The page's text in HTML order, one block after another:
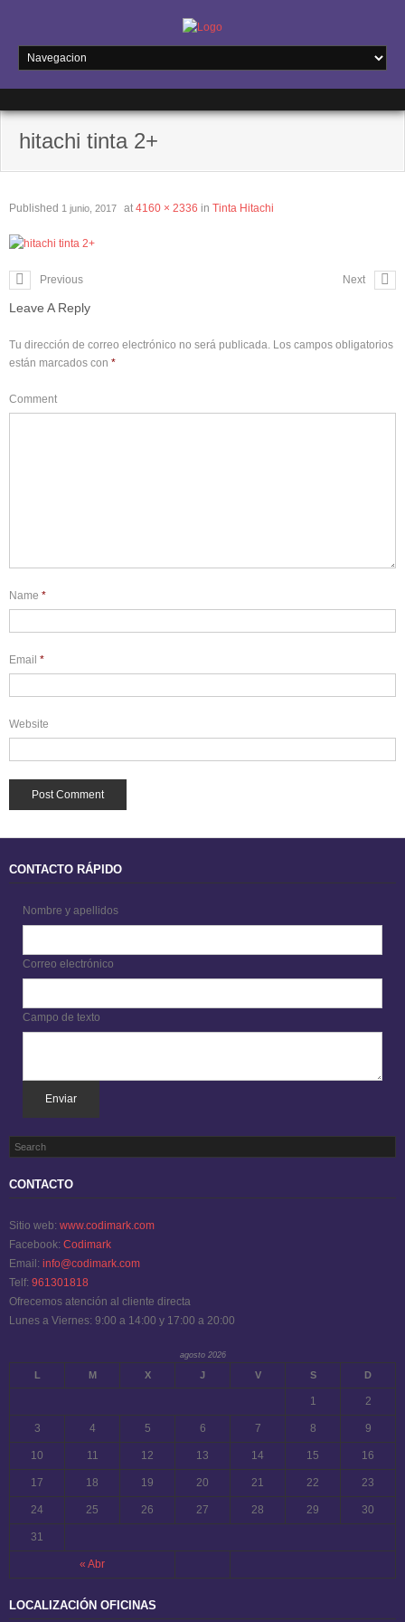
hitachi tinta 2+
Published 1 junio, 2017 at 4160 × 2336 in Tinta Hitachi
Previous Next
Leave A Reply
Tu dirección de correo electrónico no será publicada. Los campos obligatorios
están marcados con *
Comment
Name *
Email *
Website
CONTACTO RÁPIDO
Nombre y apellidos
Correo electrónico
Campo de texto
Enviar
CONTACTO
Sitio web: www.codimark.com
Facebook: Codimark
Email: info@codimark.com
Telf: 961301818
Ofrecemos atención al cliente directa
Lunes a Viernes: 9:00 a 14:00 y 17:00 a 20:00
agosto 2026
L M X J V S D
« Abr
1 2
3 4 5 6 7 8 9
10 11 12 13 14 15 16
17 18 19 20 21 22 23
24 25 26 27 28 29 30
31
LOCALIZACIÓN OFICINAS